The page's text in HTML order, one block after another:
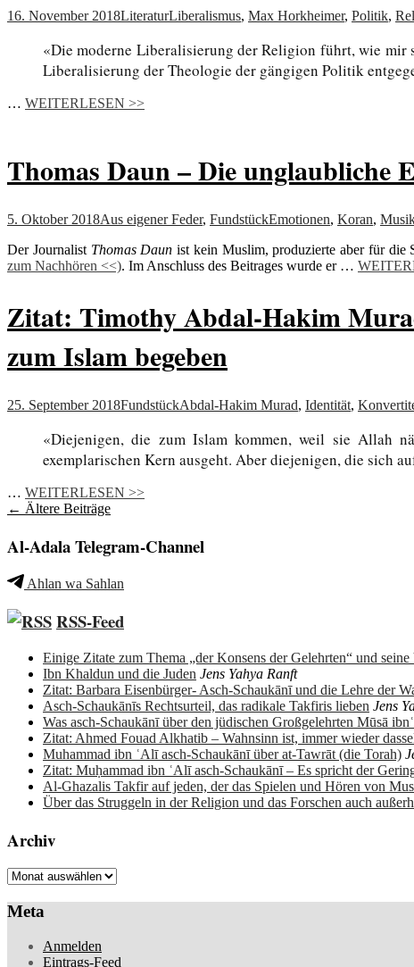
16. November 2018LiteraturLiberalismus, Max Horkheimer, Politik,
«Die moderne Liberalisierung der Religion führt, wie mir
Liberalisierung der Theologie der gängigen Politik
… WEITERLESEN >>
Thomas Daun – Die
5. Oktober 2018Aus eigener Feder, FundstückEmotionen, Koran,
Der Journalist Thomas Daun ist kein Muslim, produzierte aber für die
zum Nachhören <<). Im Anschluss des Beitrages wurde er …
Zitat: Timothy Abdal-Hakim
zum Islam begeben
25. September 2018FundstückAbdal-Hakim Murad, Identität,
«Diejenigen, die zum Islam kommen, weil sie Allah
exemplarischen Kern ausgeht. Aber diejenigen, die sich
… WEITERLESEN >>
Beitragsnavigation
← Ältere Beiträge
Al-Adala Telegram-Channel
Ahlan wa Sahlan
RSS-Feed
Einige Zitate zum Thema „der Konsens der Gelehrten“ und
Ibn Khaldun und die Juden Jens Yahya Ranft
Zitat: Barbara Eisenbürger- Asch-Schaukānī und die Lehre der
Asch-Schaukānīs Rechtsurteil, das radikale Takfiris lieben Jens
Was asch-Schaukānī über den jüdischen Großgelehrten Mūsā
Zitat: Ahmed Fouad Alkhatib – Wahnsinn ist, immer wieder
Muhammad ibn ʿAlī asch-Schaukānī über at-Tawrāt (die Torah)
Zitat: Muḥammad ibn ʿAlī asch-Schaukānī – Es spricht der
Al-Ghazalis Takfir auf jeden, der das Spielen und Hören von
Über das Struggeln in der Religion und das Forschen auch
Archiv
Archiv
Meta
Anmelden
Eintrags-Feed